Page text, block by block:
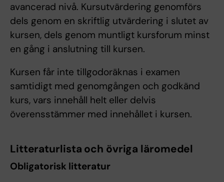
avancerad nivå. Kursutvärdering genomförs
dels genom en skriftlig utvärdering i slutet av
kursen, dels genom muntligt kursforum minst
en gång i anslutning till kursen.
Kursen får inte tillgodoräknas i examen
samtidigt med genomgången och godkänd
kurs, vars innehåll helt eller delvis
överensstämmer med innehållet i kursen.
Litteraturlista och övriga läromedel
Obligatorisk litteratur